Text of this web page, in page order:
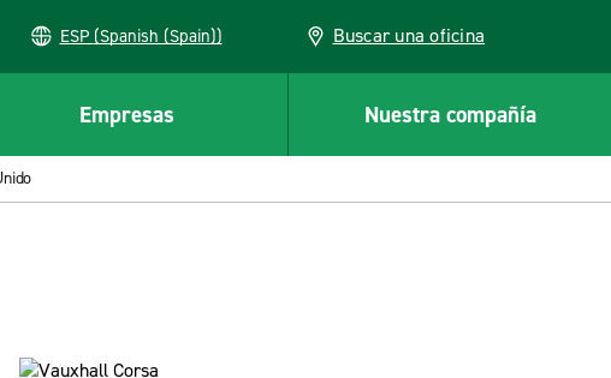
ESP (Spanish (Spain)) Buscar una oficina
Empresas Nuestra compañía